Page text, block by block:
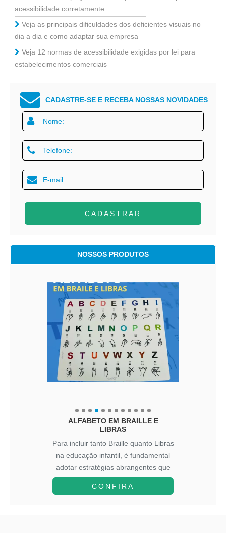
acessibilidade corretamente
Veja as principais dificuldades dos deficientes visuais no
dia a dia e como adaptar sua empresa
Veja 12 normas de acessibilidade exigidas por lei para
estabelecimentos comerciais
CADASTRE-SE E RECEBA NOSSAS NOVIDADES
CADASTRAR
NOSSOS PRODUTOS
ALFABETO EM BRAILLE E
LIBRAS
Para incluir tanto Braille quanto Libras
na educação infantil, é fundamental
adotar estratégias abrangentes que
cons...
CONFIRA